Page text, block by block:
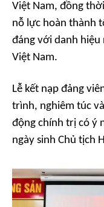
Việt Nam, đồng
nỗ lực hoàn thành
đáng với danh hiệu
Việt Nam.
Lễ kết nạp đảng
trình, nghiêm túc
động chính trị có ý
ngày sinh Chủ tịch